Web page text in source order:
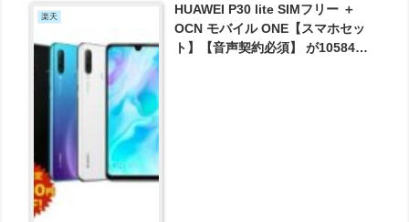
楽天
HUAWEI P30 lite SIMフリー ＋
OCN モバイル ONE【スマホセッ
ト】【音声契約必須】 が10584円